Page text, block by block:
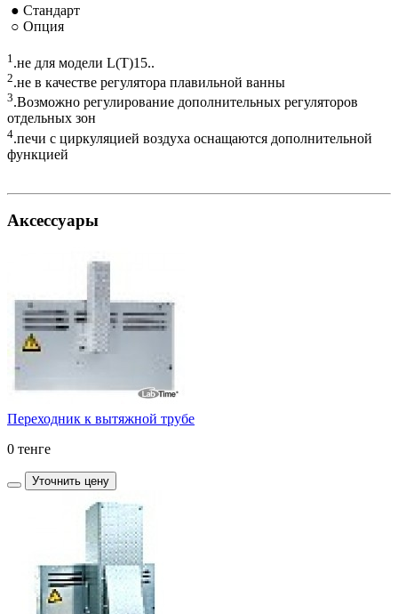
● Стандарт
○ Опция
1 .не для модели L(T)15..
2.не в качестве регулятора плавильной ванны
3.Возможно регулирование дополнительных регуляторов
отдельных зон
4.печи с циркуляцией воздуха оснащаются дополнительной
функцией
Аксессуары
Переходник к вытяжной трубе
0 тенге
Уточнить цену